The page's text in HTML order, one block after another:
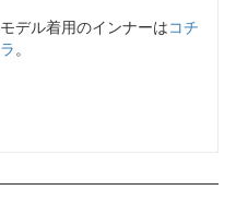
モデル着用のインナーはコチ
ラ 。